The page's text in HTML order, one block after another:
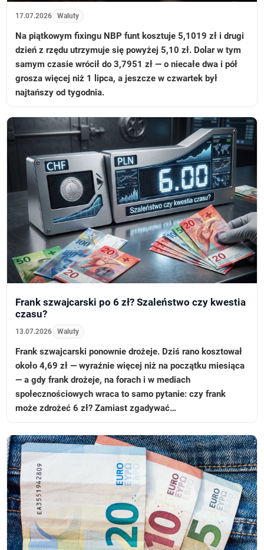
17.07.2026 Waluty
Na piątkowym fixingu NBP funt kosztuje 5,1019 zł i drugi
dzień z rzędu utrzymuje się powyżej 5,10 zł. Dolar w tym
samym czasie wrócił do 3,7951 zł — o niecałe dwa i pół
grosza więcej niż 1 lipca, a jeszcze w czwartek był
najtańszy od tygodnia.
Frank szwajcarski po 6 zł? Szaleństwo czy kwestia
czasu?
13.07.2026 Waluty
Frank szwajcarski ponownie drożeje. Dziś rano kosztował
około 4,69 zł — wyraźnie więcej niż na początku miesiąca
— a gdy frank drożeje, na forach i w mediach
społecznościowych wraca to samo pytanie: czy frank
może zdrożeć 6 zł? Zamiast zgadywać…